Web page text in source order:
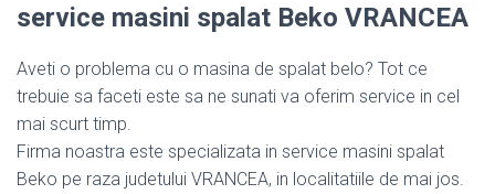
service masini spalat Beko VRANCEA
Aveti o problema cu o masina de spalat belo? Tot ce
trebuie sa faceti este sa ne sunati va oferim service in cel
mai scurt timp.
Firma noastra este specializata in service masini spalat
Beko pe raza judetului VRANCEA, in localitatiile de mai jos.